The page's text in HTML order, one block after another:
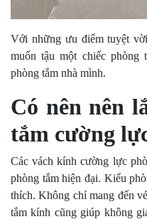
Với những ưu điểm tuyệt
muốn tậu một chiếc
phòng tắm nhà mình.
Có nên nên
tắm cường
Các vách kính cường lực
phòng tắm hiện đại. Kiểu
thích. Không chỉ mang đến
tắm kính cũng giúp không